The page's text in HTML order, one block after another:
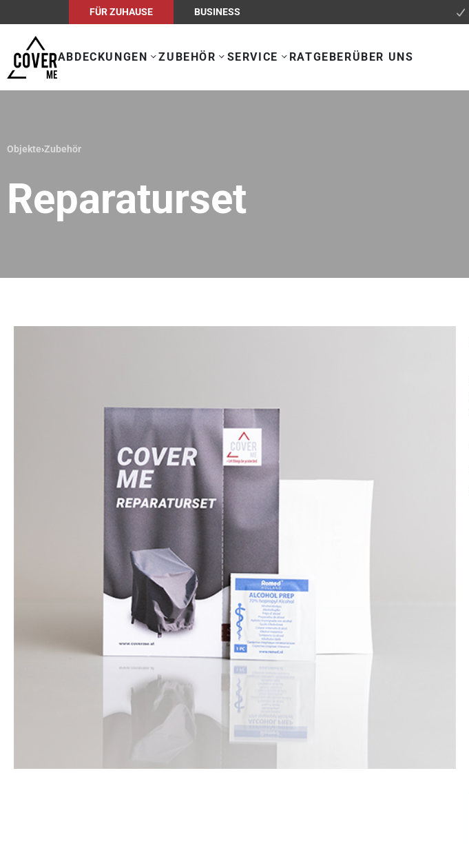
FÜR ZUHAUSE BUSINESS
ABDECKUNGEN ZUBEHÖR SERVICE RATGEBERÜBER UNS
Objekte›Zubehör
Reparaturset